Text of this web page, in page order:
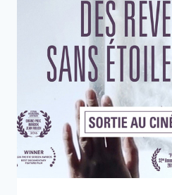
به
زبان
فارسی